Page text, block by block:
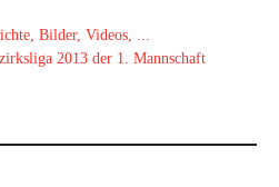
Bilder, Videos, ...
2013 der 1. Mannschaft